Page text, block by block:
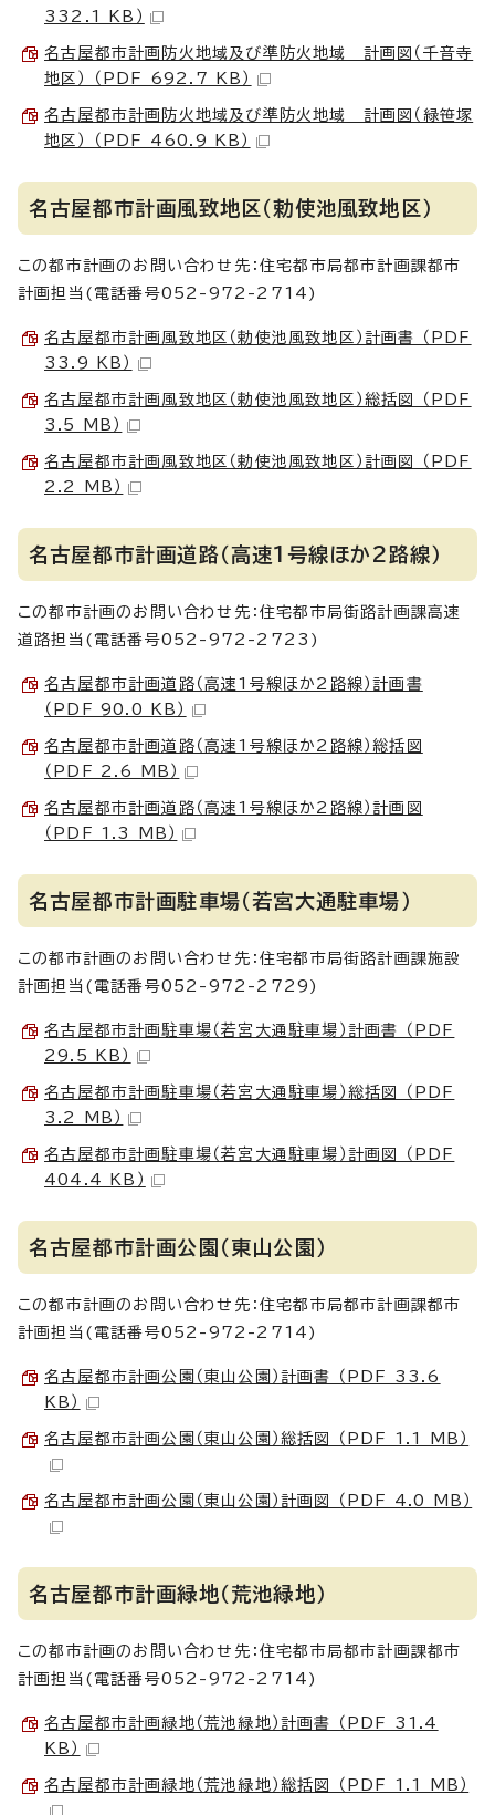
332.1 KB）
名古屋都市計画防火地域及び準防火地域 計画図（千音寺
地区） （PDF 692.7 KB）
名古屋都市計画防火地域及び準防火地域 計画図（緑笹塚
地区） （PDF 460.9 KB）
名古屋都市計画風致地区（勅使池風致地区）
この都市計画のお問い合わせ先：住宅都市局都市計画課都市
計画担当(電話番号052-972-2714)
名古屋都市計画風致地区（勅使池風致地区）計画書 （PDF
33.9 KB）
名古屋都市計画風致地区（勅使池風致地区）総括図 （PDF
3.5 MB）
名古屋都市計画風致地区（勅使池風致地区）計画図 （PDF
2.2 MB）
名古屋都市計画道路（高速1号線ほか2路線）
この都市計画のお問い合わせ先：住宅都市局街路計画課高速
道路担当(電話番号052-972-2723)
名古屋都市計画道路（高速1号線ほか2路線）計画書
（PDF 90.0 KB）
名古屋都市計画道路（高速1号線ほか2路線）総括図
（PDF 2.6 MB）
名古屋都市計画道路（高速1号線ほか2路線）計画図
（PDF 1.3 MB）
名古屋都市計画駐車場（若宮大通駐車場）
この都市計画のお問い合わせ先：住宅都市局街路計画課施設
計画担当(電話番号052-972-2729)
名古屋都市計画駐車場（若宮大通駐車場）計画書 （PDF
29.5 KB）
名古屋都市計画駐車場（若宮大通駐車場）総括図 （PDF
3.2 MB）
名古屋都市計画駐車場（若宮大通駐車場）計画図 （PDF
404.4 KB）
名古屋都市計画公園（東山公園）
この都市計画のお問い合わせ先：住宅都市局都市計画課都市
計画担当(電話番号052-972-2714)
名古屋都市計画公園（東山公園）計画書 （PDF 33.6
KB）
名古屋都市計画公園（東山公園）総括図 （PDF 1.1 MB）
名古屋都市計画公園（東山公園）計画図 （PDF 4.0 MB）
名古屋都市計画緑地（荒池緑地）
この都市計画のお問い合わせ先：住宅都市局都市計画課都市
計画担当(電話番号052-972-2714)
名古屋都市計画緑地（荒池緑地）計画書 （PDF 31.4
KB）
名古屋都市計画緑地（荒池緑地）総括図 （PDF 1.1 MB）